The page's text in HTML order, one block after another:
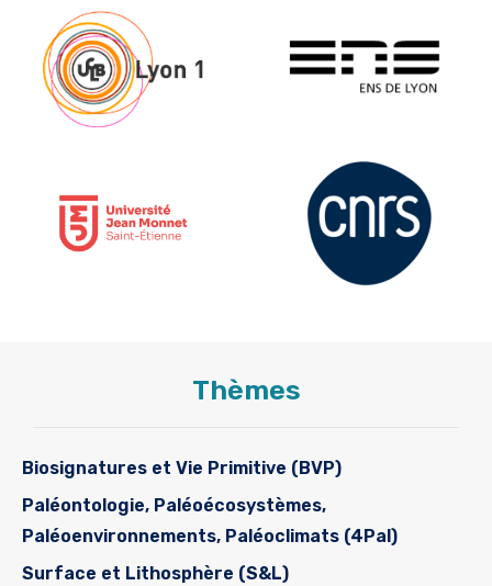
Thèmes
Biosignatures et Vie Primitive (BVP)
Paléontologie, Paléoécosystèmes,
Paléoenvironnements, Paléoclimats (4Pal)
Surface et Lithosphère (S&L)